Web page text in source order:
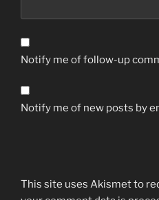
Notify me of follow-up
Notify me of new posts by
This site uses Akismet to